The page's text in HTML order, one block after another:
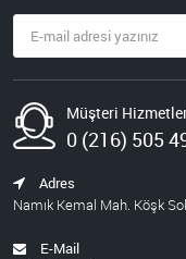
Müşteri
0 (216) 505
Adres
Namık Kemal Mah. Köşk
E-Mail